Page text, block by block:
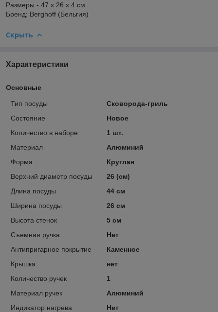
Размеры - 47 х 26 х 4 см
Бренд: Berghoff (Бельгия)
Скрыть
Характеристики
Основные
Тип посуды
Сковорода-гриль
Состояние
Новое
Количество в наборе
1 шт.
Материал
Алюминий
Форма
Круглая
Верхний диаметр посуды
26 (см)
Длина посуды
44 см
Ширина посуды
26 см
Высота стенок
5 см
Съемная ручка
Нет
Антипригарное покрытие
Каменное
Крышка
нет
Количество ручек
1
Материал ручек
Алюминий
Индикатор нагрева
Нет